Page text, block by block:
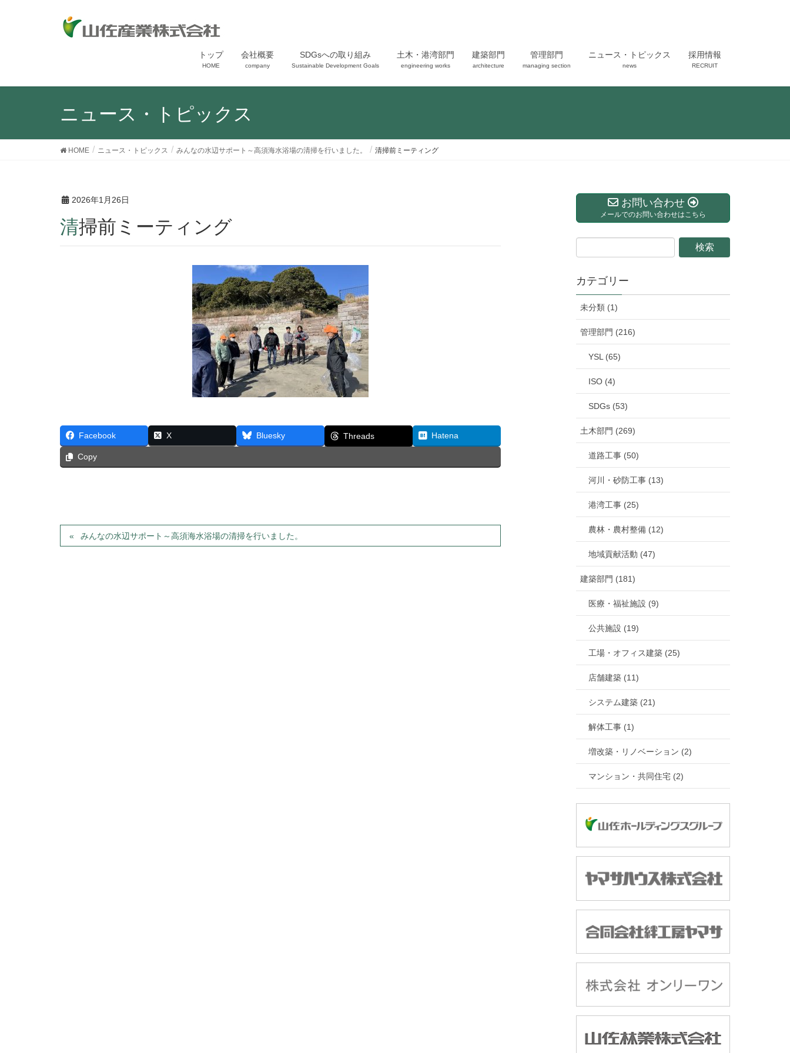
トップ
HOME
会社概要
company
SDGsへの取り組み
Sustainable Development Goals
土木・港湾部門
engineering works
建築部門
architecture
管理部門
managing section
ニュース・トピックス
news
採用情報
RECRUIT
ニュース・トピックス
HOME ニュース・トピックス みんなの水辺サポート～高須海水浴場の清掃を行いました。 清掃前ミーティング
2026年1月26日
清掃前ミーティング
Facebook X Bluesky Threads Hatena
Copy
みんなの水辺サポート～高須海水浴場の清掃を行いました。
お問い合わせ
メールでのお問い合わせはこちら
カテゴリー
未分類 (1)
管理部門 (216)
YSL (65)
ISO (4)
SDGs (53)
土木部門 (269)
道路工事 (50)
河川・砂防工事 (13)
港湾工事 (25)
農林・農村整備 (12)
地域貢献活動 (47)
建築部門 (181)
医療・福祉施設 (9)
公共施設 (19)
工場・オフィス建築 (25)
店舗建築 (11)
システム建築 (21)
解体工事 (1)
増改築・リノベーション (2)
マンション・共同住宅 (2)